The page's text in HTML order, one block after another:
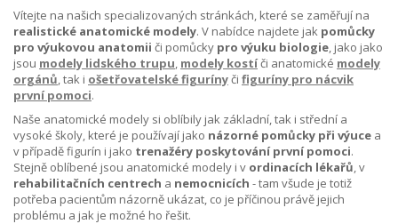
Vítejte na našich specializovaných stránkách, které se zaměřují na
realistické anatomické modely. V nabídce najdete jak pomůcky
pro výukovou anatomii či pomůcky pro výuku biologie, jako jako
jsou modely lidského trupu, modely kostíči anatomické modely
orgánů, tak i ošetřovatelské figurínyči figuríny pro nácvik
první pomoci.
Naše anatomické modely si oblíbily jak základní, tak i střední a
vysoké školy, které je používají jako názorné pomůcky při výuce a
v případě figurín i jako trenažéry poskytování první pomoci.
Stejně oblíbené jsou anatomické modely i v ordinacích lékařů, v
rehabilitačních centrech a nemocnicích - tam všude je totiž
potřeba pacientům názorně ukázat, co je příčinou právě jejich
problému a jak je možné ho řešit.